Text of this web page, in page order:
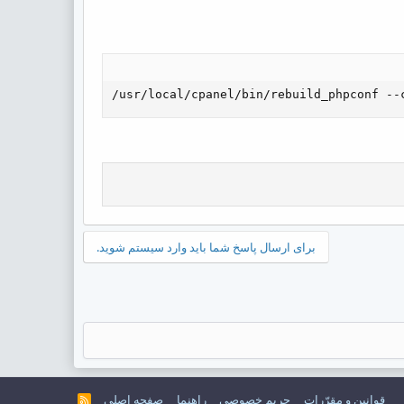
/usr/local/cpanel/bin/rebuild_phpconf --
برای ارسال پاسخ شما باید وارد سیستم شوید.
قوانین و مقرّرات حریم خصوصی راهنما صفحه اصلی R